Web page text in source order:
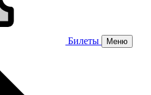
Билеты Меню